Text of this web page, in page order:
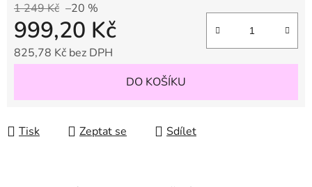
1 249 Kč –20 %
999,20 Kč
825,78 Kč bez DPH
DO KOŠÍKU
Tisk Zeptat se Sdílet